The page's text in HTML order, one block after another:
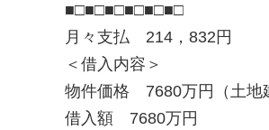
■□■□■□■□■□■□
月々支払 214，832円
＜借入内容＞
物件価格 7680万円（土地
借入額 7680万円